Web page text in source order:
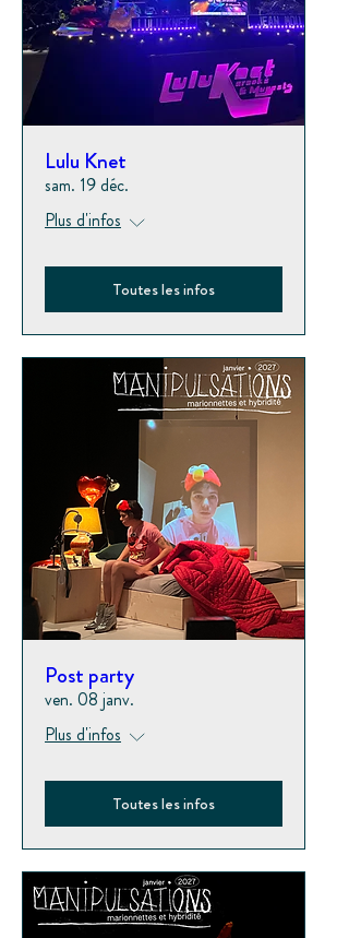
Lulu Knet
sam. 19 déc.
Plus d'infos
Toutes les infos
Post party
ven. 08 janv.
Plus d'infos
Toutes les infos